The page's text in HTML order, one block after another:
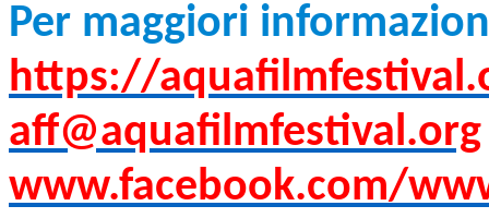
Per maggiori
https://
aff@aquafilmfestival.org
www.facebook.com/